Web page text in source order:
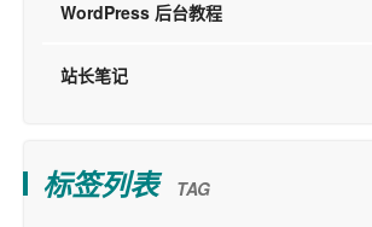
WordPress 后台教程
站长笔记
标签列表 TAG